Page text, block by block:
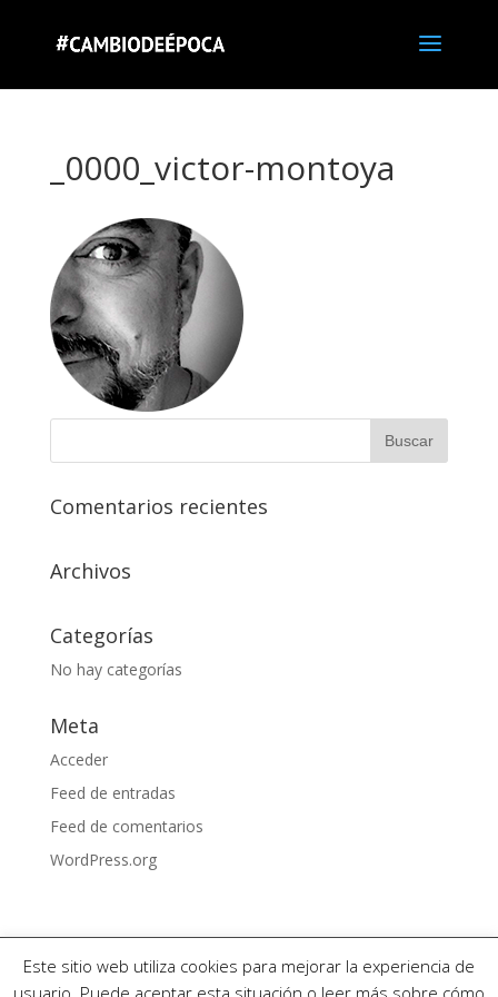
_0000_victor-montoya
Comentarios recientes
Archivos
Categorías
No hay categorías
Meta
Acceder
Feed de entradas
Feed de comentarios
WordPress.org
Este sitio web utiliza cookies para mejorar la experiencia de
usuario. Puede aceptar esta situación o leer más sobre cómo